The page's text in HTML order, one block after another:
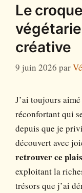
Le
créative
9 juin 2026 par
J’ai toujours
réconfortant qui
depuis que je
découvert avec
retrouver ce
exploitant la
trésors que j’ai